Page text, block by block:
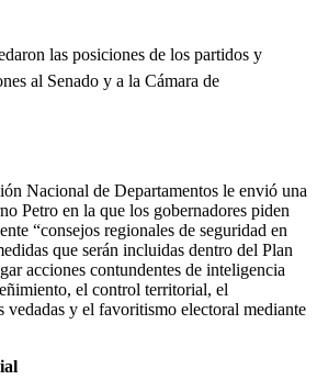
las posiciones de los partidos y
al Senado y a la Cámara de
Nacional de Departamentos le envió una
Petro en la que los gobernadores piden
“consejos regionales de seguridad en
que serán incluidas dentro del Plan
acciones contundentes de inteligencia
el control territorial, el
vedadas y el favoritismo electoral mediante